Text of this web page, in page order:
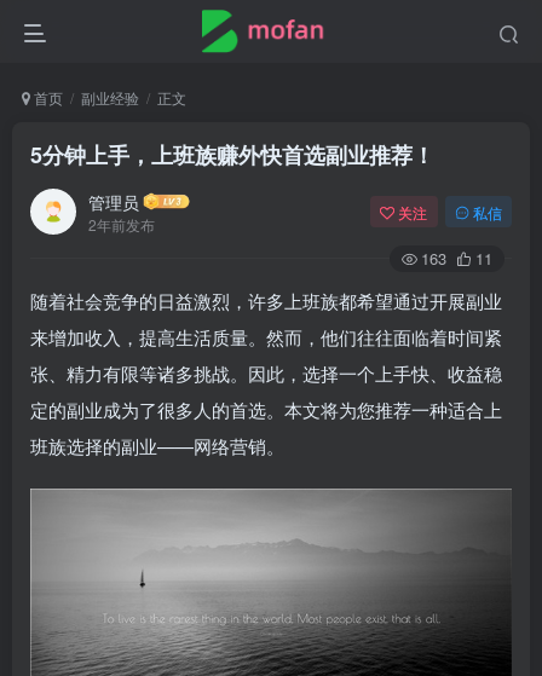
首页 副业经验 正文
5分钟上手，上班族赚外快首选副业推荐！
管理员
2年前发布
关注 私信
163 11
随着社会竞争的日益激烈，许多上班族都希望通过开展副业
来增加收入，提高生活质量。然而，他们往往面临着时间紧
张、精力有限等诸多挑战。因此，选择一个上手快、收益稳
定的副业成为了很多人的首选。本文将为您推荐一种适合上
班族选择的副业——网络营销。